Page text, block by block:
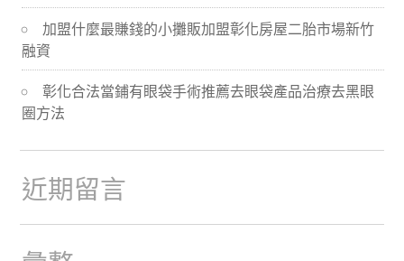
加盟什麼最賺錢的小攤販加盟彰化房屋二胎市場新竹
融資
彰化合法當鋪有眼袋手術推薦去眼袋產品治療去黑眼
圈方法
近期留言